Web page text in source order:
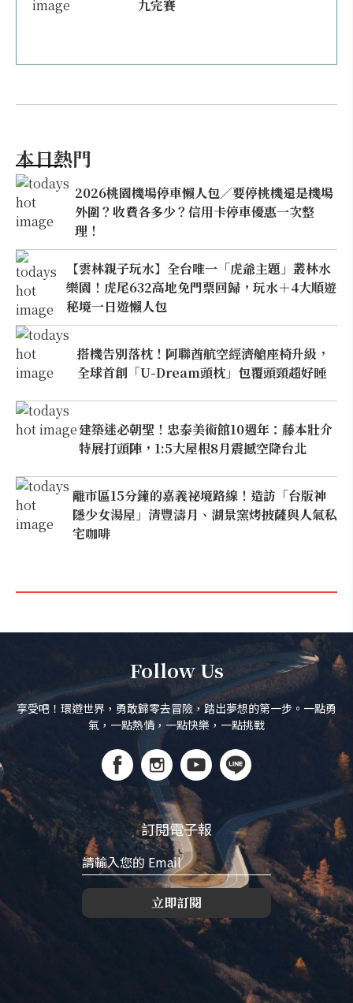
九完賽
本日熱門
2026桃園機場停車懶人包／要停桃機還是機場
外圍？收費各多少？信用卡停車優惠一次整
理！
【雲林親子玩水】全台唯一「虎爺主題」叢林水
樂園！虎尾632高地免門票回歸，玩水＋4大順遊
秘境一日遊懶人包
搭機告別落枕！阿聯酋航空經濟艙座椅升級，
全球首創「U-Dream頭枕」包覆頭頸超好睡
建築迷必朝聖！忠泰美術館10週年：藤本壯介
特展打頭陣，1:5大屋根8月震撼空降台北
離市區15分鐘的嘉義祕境路線！造訪「台版神
隱少女湯屋」清豐濤月、湖景窯烤披薩與人氣私
宅咖啡
Follow Us
享受吧！環遊世界，勇敢歸零去冒險，踏出夢想的第一步。一點勇
氣，一點熱情，一點快樂，一點挑戰
訂閱電子報
立即訂閱